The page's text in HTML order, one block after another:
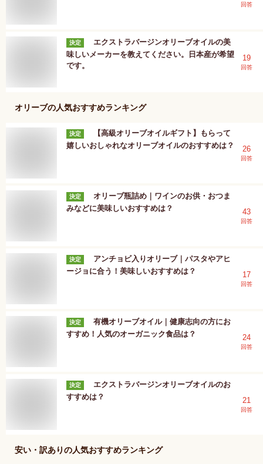
回答
決定
エクストラバージンオリーブオイルの美
味しいメーカーを教えてください。日本産が希望
です。
19
回答
オリーブの人気おすすめランキング
決定
【高級オリーブオイルギフト】もらって
嬉しいおしゃれなオリーブオイルのおすすめは？
26
回答
決定
オリーブ瓶詰め｜ワインのお供・おつま
みなどに美味しいおすすめは？
43
回答
決定
アンチョビ入りオリーブ｜パスタやアヒ
ージョに合う！美味しいおすすめは？
17
回答
決定
有機オリーブオイル｜健康志向の方にお
すすめ！人気のオーガニック食品は？
24
回答
決定
エクストラバージンオリーブオイルのお
すすめは？
21
回答
安い・訳ありの人気おすすめランキング